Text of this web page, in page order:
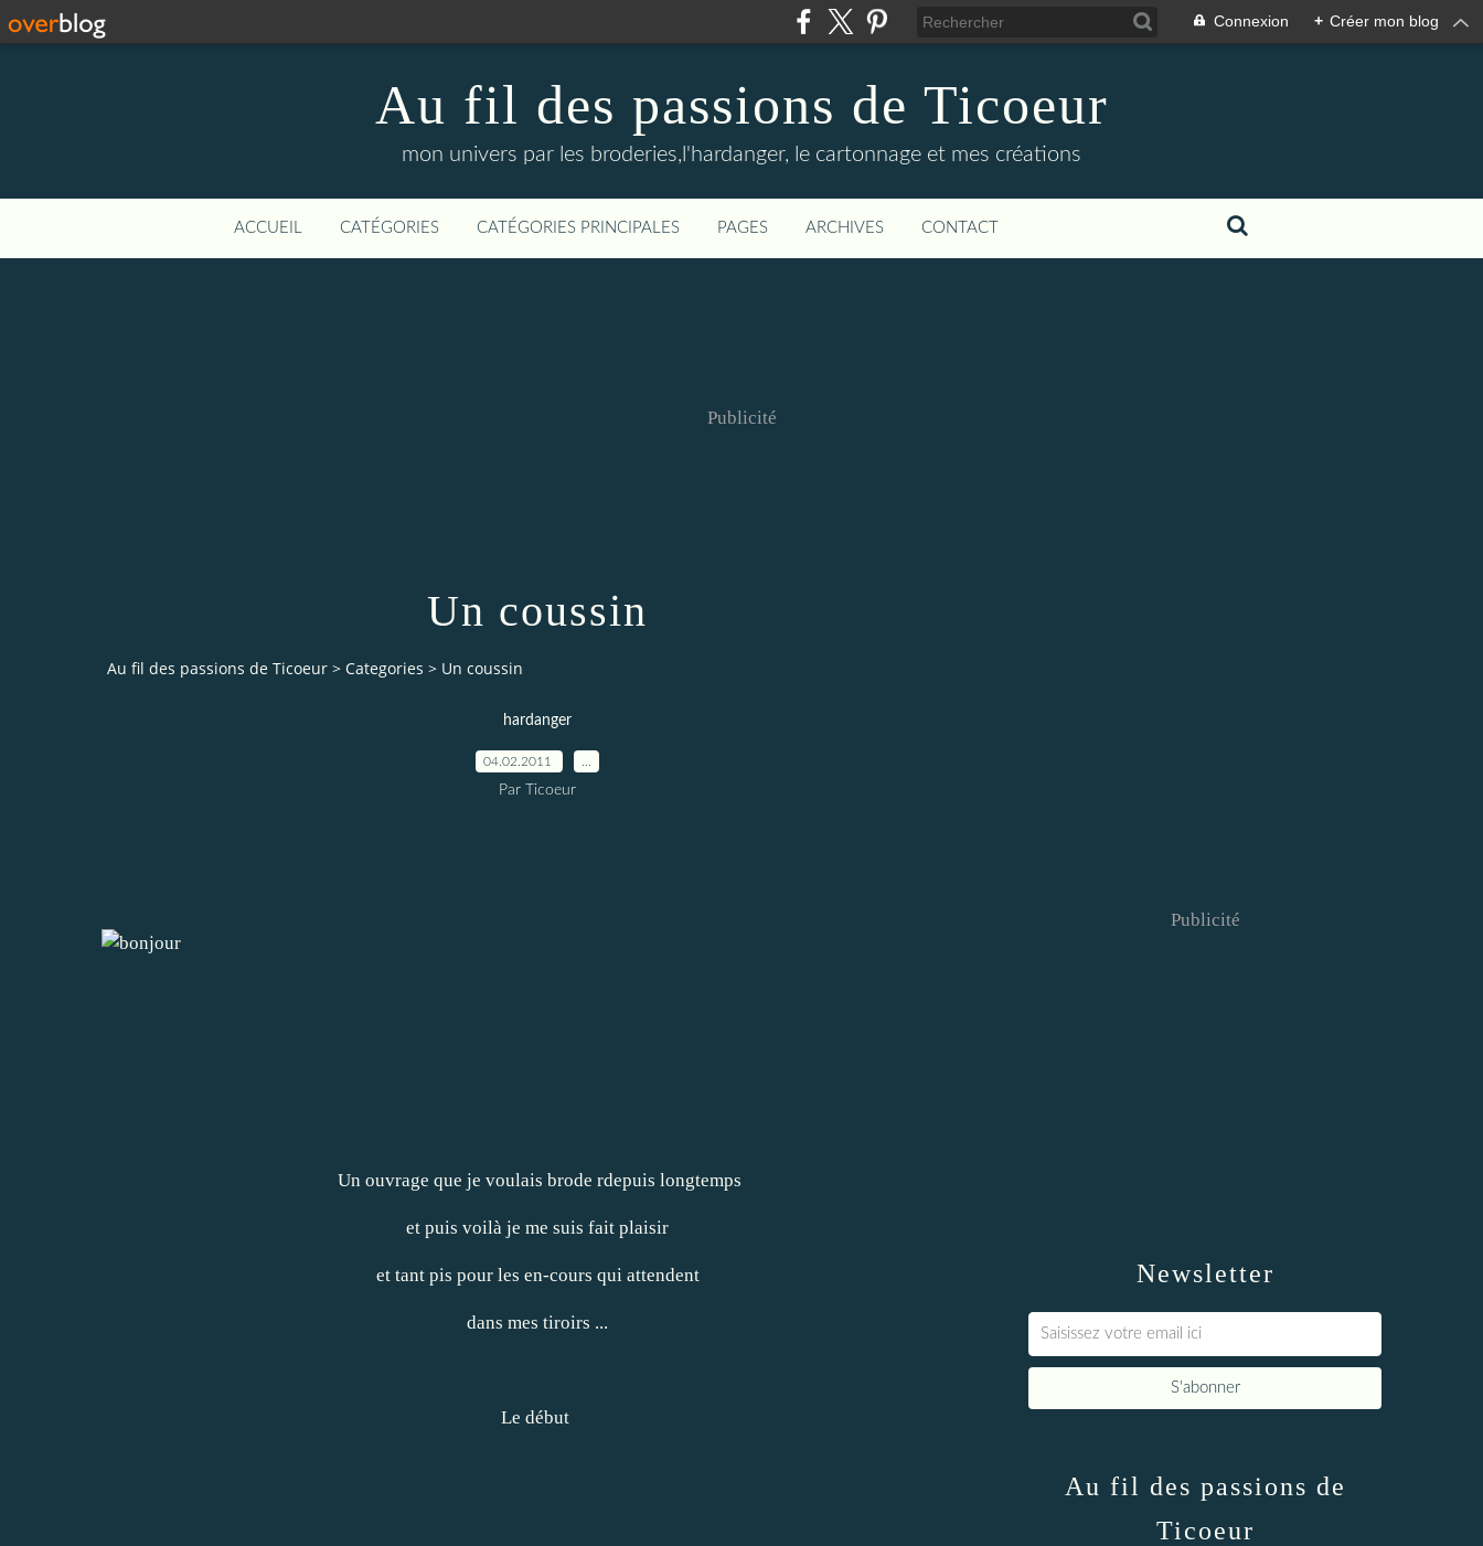
Connexion + Créer mon blog
Au fil des passions de Ticoeur
mon univers par les broderies,l'hardanger, le cartonnage et mes créations
ACCUEIL CATÉGORIES CATÉGORIES PRINCIPALES PAGES ARCHIVES CONTACT
Publicité
Un coussin
Au fil des passions de Ticoeur > Categories > Un coussin
hardanger
04.02.2011
Par Ticoeur
Un ouvrage que je voulais brode rdepuis longtemps
et puis voilà je me suis fait plaisir
et tant pis pour les en-cours qui attendent
dans mes tiroirs ...
Le début
Newsletter
Publicité
Au fil des passions de
Ticoeur